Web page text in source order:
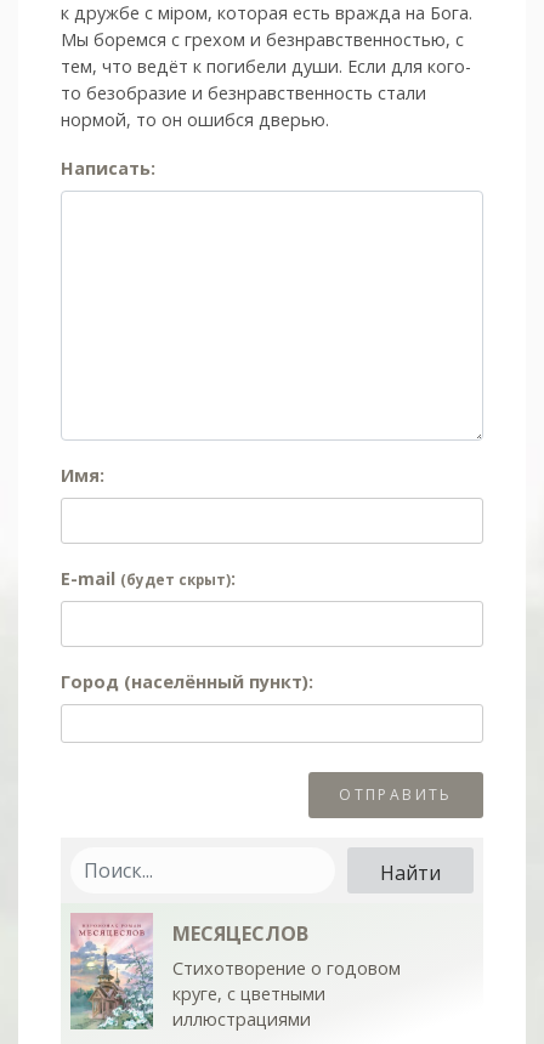
к дружбе с мiром, которая есть вражда на Бога.
Мы боремся с грехом и без­нрав­ствен­ностью, с
тем, что ведёт к погибели души. Если для кого-
то безобразие и безнравственность стали
нормой, то он ошибся дверью.
Написать:
Имя:
E-mail (будет скрыт):
Город (населённый пункт):
МЕСЯЦЕСЛОВ
Стихотворение о годовом
круге, с цветными
иллюстрациями